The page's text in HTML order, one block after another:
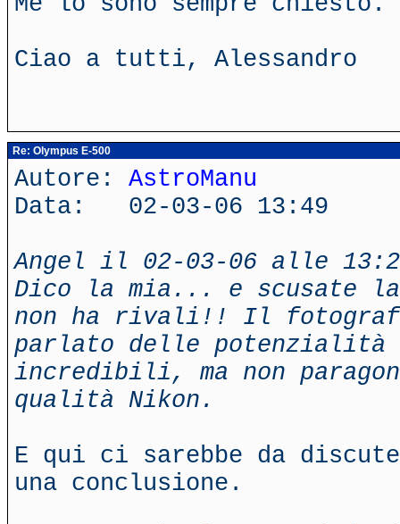
Ciao a tutti, Alessandro
Re: Olympus E-500
Autore: AstroManu
Data: 02-03-06 13:49
Angel il 02-03-06 alle
Dico la mia... e scusate
non ha rivali!! Il fotografo
parlato delle potenzialità
incredibili, ma non
qualità Nikon.
E qui ci sarebbe da
una conclusione.